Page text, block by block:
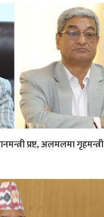
प्रष्ट, अलमलमा गृहमन्त्री